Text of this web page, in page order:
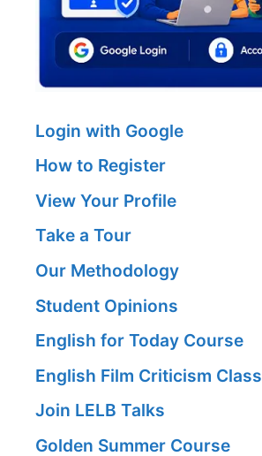
Login with Google
How to Register
View Your Profile
Take a Tour
Our Methodology
Student Opinions
English for Today Course
English Film Criticism Class
Join LELB Talks
Golden Summer Course